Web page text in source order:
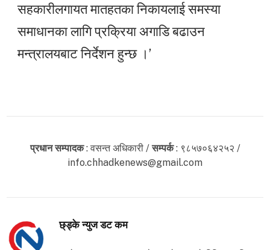
सहकारीलगायत मातहतका निकायलाई समस्या
समाधानका लागि प्रक्रिया अगाडि बढाउन
मन्त्रालयबाट निर्देशन हुन्छ ।’
प्रधान सम्पादक: वसन्त अधिकारी /सम्पर्क: ९८५७०६४२५२ /
info.chhadkenews@gmail.com
छ्ड्के न्युज डट कम